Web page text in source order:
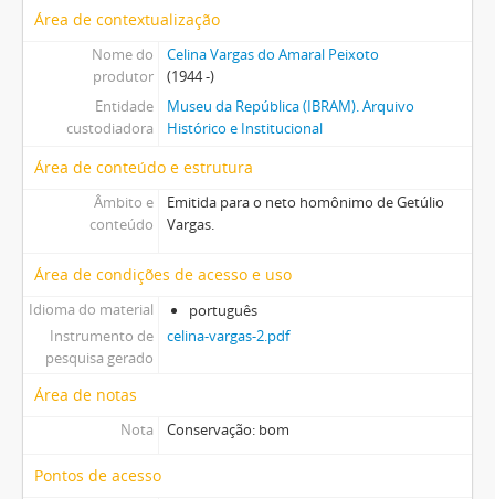
Área de contextualização
Nome do
produtor
Celina Vargas do Amaral Peixoto
(1944 -)
Entidade
custodiadora
Museu da República (IBRAM). Arquivo
Histórico e Institucional
Área de conteúdo e estrutura
Âmbito e
conteúdo
Emitida para o neto homônimo de Getúlio
Vargas.
Área de condições de acesso e uso
Idioma do material
português
Instrumento de
pesquisa gerado
celina-vargas-2.pdf
Área de notas
Nota Conservação: bom
Pontos de acesso